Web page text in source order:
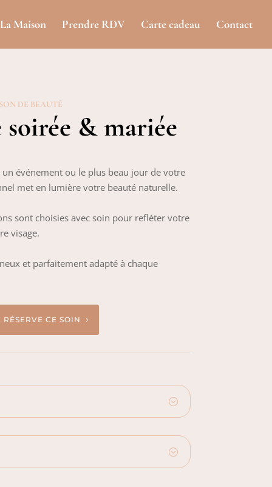
La Maison Prendre RDV Carte cadeau Contact
DE BEAUTÉ
& mariée
événement ou le plus beau jour de votre
met en lumière votre beauté naturelle.
sont choisies avec soin pour refléter votre
visage.
et parfaitement adapté à chaque
RÉSERVE CE SOIN